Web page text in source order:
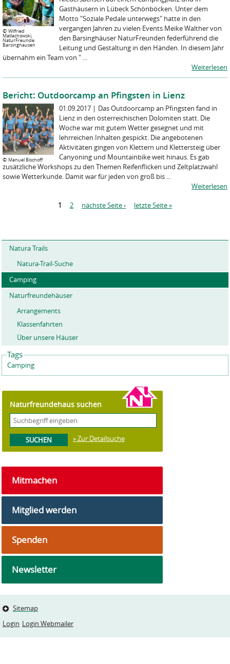
© Wilfried
Matlachowski,
NaturFreunde
Barsinghausen
Gasthäusern in Lübeck Schönböcken. Unter dem
Motto "Soziale Pedale unterwegs" hatte in den
vergangen Jahren zu vielen Events Meike Walther von
den Barsinghäuser NaturFreunden federführend die
Leitung und Gestaltung in den Händen. In diesem Jahr
übernahm ein Team von " ...
Weiterlesen
Bericht: Outdoorcamp an Pfingsten in Lienz
© Manuel Bischoff
01.09.2017 | Das Outdoorcamp an Pfingsten fand in
Lienz in den österreichischen Dolomiten statt. Die
Woche war mit gutem Wetter gesegnet und mit
lehrreichen Inhalten gespickt. Die angebotenen
Aktivitäten gingen von Klettern und Klettersteig über
Canyoning und Mountainbike weit hinaus. Es gab
zusätzliche Workshops zu den Themen Reifenflicken und Zeltplatzwahl
sowie Wetterkunde. Damit war für jeden von groß bis ...
Weiterlesen
1 2 nächste Seite › letzte Seite »
Natura Trails
Natura-Trail-Suche
Camping
Naturfreundehäuser
Arrangements
Klassenfahrten
Über unsere Häuser
Tags
Camping
Naturfreundehaus suchen
» Zur Detailsuche
Mitmachen
Mitglied werden
Spenden
Newsletter
Sitemap
Login Login Webmailer